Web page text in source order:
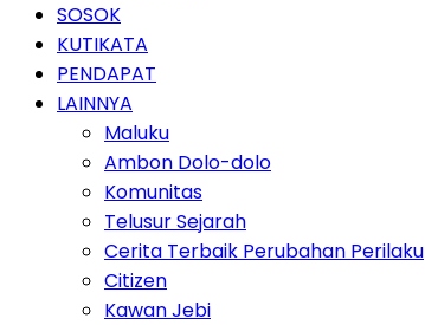
SOSOK
KUTIKATA
PENDAPAT
LAINNYA
Maluku
Ambon Dolo-dolo
Komunitas
Telusur Sejarah
Cerita Terbaik Perubahan Perilaku
Citizen
Kawan Jebi